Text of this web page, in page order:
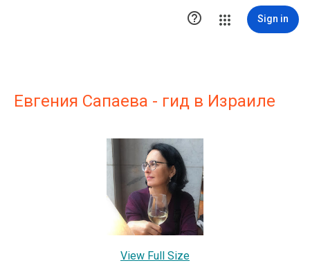
 Sign in
Евгения Сапаева - гид в Израиле
View Full Size